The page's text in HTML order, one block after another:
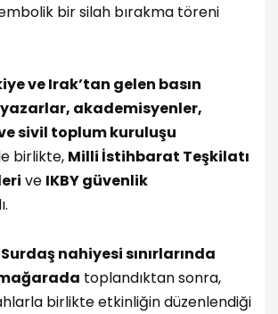
bir silah bırakma töreni
ve Irak’tan gelen basın
yazarlar, akademisyenler,
sivil toplum kuruluşu
birlikte, Milli İstihbarat Teşkilatı
ve IKBY güvenlik
Surdaş nahiyesi sınırlarında
toplandıktan sonra,
birlikte etkinliğin düzenlendiği